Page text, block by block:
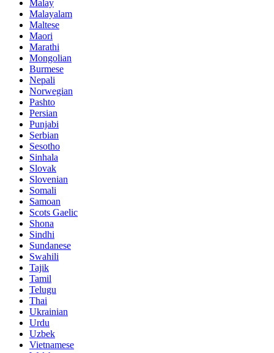
Malay
Malayalam
Maltese
Maori
Marathi
Mongolian
Burmese
Nepali
Norwegian
Pashto
Persian
Punjabi
Serbian
Sesotho
Sinhala
Slovak
Slovenian
Somali
Samoan
Scots Gaelic
Shona
Sindhi
Sundanese
Swahili
Tajik
Tamil
Telugu
Thai
Ukrainian
Urdu
Uzbek
Vietnamese